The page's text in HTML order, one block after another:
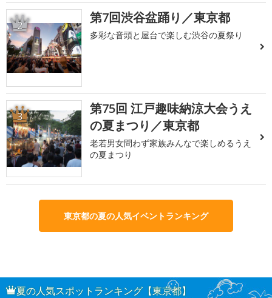
2 第7回渋谷盆踊り／東京都
多彩な音頭と屋台で楽しむ渋谷の夏祭り
3
第75回 江戸趣味納涼大会うえ
の夏まつり／東京都
老若男女問わず家族みんなで楽しめるうえ
の夏まつり
東京都の夏の人気イベントランキング
夏の人気スポットランキング【東京都】